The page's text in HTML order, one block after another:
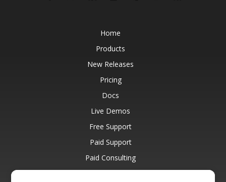
Home
Products
New Releases
Pricing
Docs
Live Demos
Free Support
Paid Support
Paid Consulting
Blog